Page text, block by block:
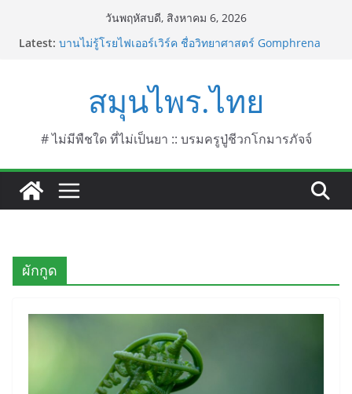
วันพฤหัสบดี, สิงหาคม 6, 2026
Latest: บานไม่รู้โรยไฟเออร์เวิร์ค ชื่อวิทยาศาสตร์ Gomphrena
celosioides Mart.
บานไม่รู้โรย
บานเย็น ชื่อวิทยาศาสตร์ Mirabilis jalapa L.
ประดู่แดง (วาสุเทพ) ชื่อวิทยาศาสตร์ Phyllocarpus
สมุนไพร.ไทย
# ไม่มีพืชใด ที่ไม่เป็นยา :: บรมครูปู่ชีวกโกมารภัจจ์
ผักกูด